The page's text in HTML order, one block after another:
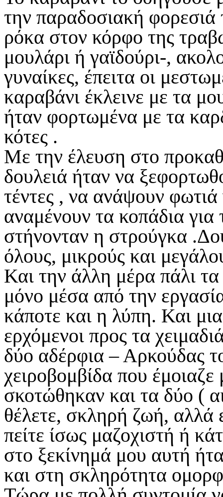
την παραδοσιακή φορεσιά
ρόκα στον κόρφο της
μουλάρι ή γαϊδούρι-,
γυναίκες, έπειτα οι
καραβάνι έκλεινε με τα
ήταν φορτωμένα με τα
κότες .
Με την έλευση στο
δουλειά ήταν να
τέντες , να ανάψουν
αναμένουν τα κοπάδια
στήνονταν η στρούγκα
όλους, μικρούς και
Και την άλλη μέρα πάλι
μόνο μέσα από την
κάποτε και η λύπη. Και
ερχόμενοι προς τα
δύο αδέρφια – Αρκούδας
χειροβομβίδα που
σκοτώθηκαν και τα δύο (
θέλετε, σκληρή ζωή,
πείτε ίσως μαζοχιστή ή
στο ξεκίνημά μου αυτή
και στη σκληρότητα